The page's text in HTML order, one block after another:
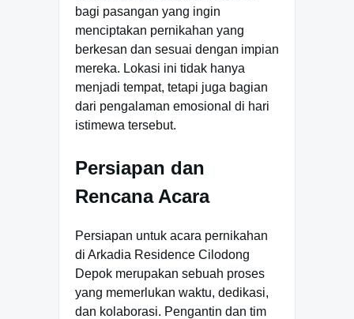
bagi pasangan yang ingin
menciptakan pernikahan yang
berkesan dan sesuai dengan impian
mereka. Lokasi ini tidak hanya
menjadi tempat, tetapi juga bagian
dari pengalaman emosional di hari
istimewa tersebut.
Persiapan dan
Rencana Acara
Persiapan untuk acara pernikahan
di Arkadia Residence Cilodong
Depok merupakan sebuah proses
yang memerlukan waktu, dedikasi,
dan kolaborasi. Pengantin dan tim